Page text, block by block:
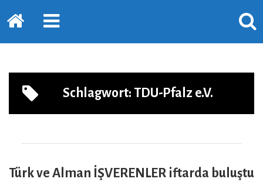
Startseite
PRIMÄRE
ERWEITERN
Schlagwort: TDU-Pfalz e.V.
Türk ve Alman İŞVERENLER iftarda buluştu